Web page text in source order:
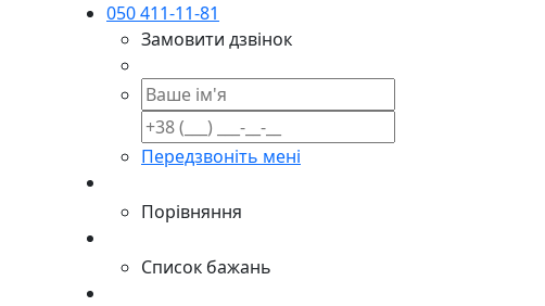
050 411-11-81
Замовити дзвінок
Передзвоніть мені
Порівняння
Список бажань